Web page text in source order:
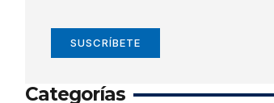
SUSCRÍBETE
Categorías